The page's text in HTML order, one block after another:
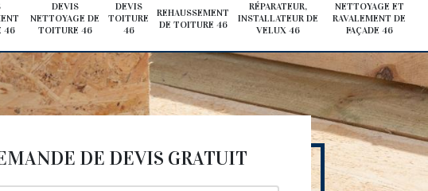
46
DEVIS
NETTOYAGE DE
TOITURE 46
DEVIS
TOITURE
46
REHAUSSEMENT
DE TOITURE 46
RÉPARATEUR,
INSTALLATEUR DE
VELUX 46
NETTOYAGE ET
RAVALEMENT DE
FAÇADE 46
DE DEVIS GRATUIT